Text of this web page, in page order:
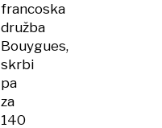
francoska
družba
Bouygues,
skrbi
pa
za
140